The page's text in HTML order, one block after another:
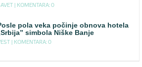
| KOMENTARA: 0
pola veka počinje obnova hotela
simbola Niške Banje
| KOMENTARA: 0